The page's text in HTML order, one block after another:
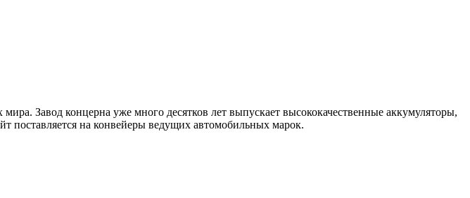
Завод концерна уже много десятков лет выпускает высококачественные аккумуляторы,
поставляется на конвейеры ведущих автомобильных марок.